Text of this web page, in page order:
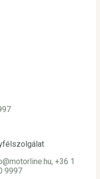
+36 1
9997